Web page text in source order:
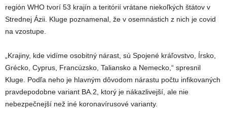
región WHO tvorí 53 krajín a teritórií vrátane niekoľkých štátov v
Strednej Ázii. Kluge poznamenal, že v osemnástich z nich je covid
na vzostupe.
„Krajiny, kde vidíme osobitný nárast, sú Spojené kráľovstvo, Írsko,
Grécko, Cyprus, Francúzsko, Taliansko a Nemecko,“ spresnil
Kluge. Podľa neho je hlavným dôvodom nárastu počtu infikovaných
pravdepodobne variant BA.2, ktorý je nákazlivejší, ale nie
nebezpečnejší než iné koronavírusové varianty.